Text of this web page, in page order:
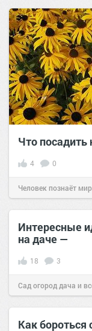
Что посадить
4 0
Человек познаёт мир
Интересные
на даче —
18 3
Сад огород дача и
26 апр 2016
Как